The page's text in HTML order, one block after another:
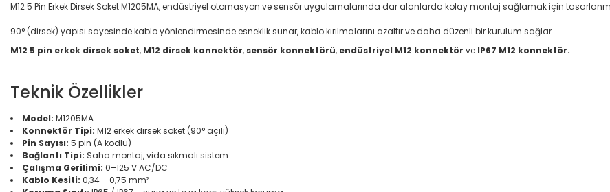
M12 5 Pin Erkek Dirsek Soket M1205MA, endüstriyel otomasyon ve sensör uygulamalarında dar alanlarda kolay montaj sağlamak için
90° (dirsek) yapısı sayesinde kablo yönlendirmesinde esneklik sunar, kablo kırılmalarını azaltır ve daha düzenli bir kurulum sağlar.
M12 5 pin erkek dirsek soket, M12 dirsek konnektör, sensör konnektörü, endüstriyel M12 konnektör ve IP67 M12 konnektör.
Teknik Özellikler
Model: M1205MA
Konnektör Tipi: M12 erkek dirsek soket (90° açılı)
Pin Sayısı: 5 pin (A kodlu)
Bağlantı Tipi: Saha montaj, vida sıkmalı sistem
Çalışma Gerilimi: 0–125 V AC/DC
Kablo Kesiti: 0,34 – 0,75 mm²